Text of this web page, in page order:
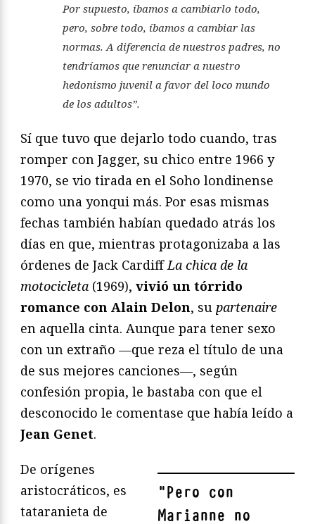
Por supuesto, íbamos a cambiarlo todo,
pero, sobre todo, íbamos a cambiar las
normas. A diferencia de nuestros padres, no
tendríamos que renunciar a nuestro
hedonismo juvenil a favor del loco mundo
de los adultos”.
Sí que tuvo que dejarlo todo cuando, tras
romper con Jagger, su chico entre 1966 y
1970, se vio tirada en el Soho londinense
como una yonqui más. Por esas mismas
fechas también habían quedado atrás los
días en que, mientras protagonizaba a las
órdenes de Jack CardiffLa chica de la
motocicleta (1969), vivió un tórrido
romance con Alain Delon, su partenaire
en aquella cinta. Aunque para tener sexo
con un extraño —que reza el título de una
de sus mejores canciones—, según
confesión propia, le bastaba con que el
desconocido le comentase que había leído a
Jean Genet.
"Pero con
Marianne no
De orígenes
aristocráticos, es
tataranieta de